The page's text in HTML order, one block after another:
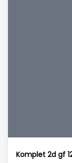
Komplet 2d gf